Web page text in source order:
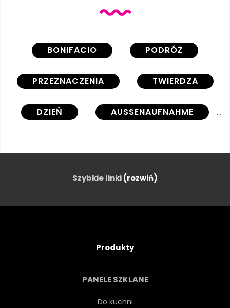
BONIFACIO PODRÓŻ
PRZEZNACZENIA TWIERDZA
DZIEŃ AUSSENAUFNAHME
BŁĘKITNE NIEBO ISLANDIA
SŁOŃCE MIASTO
Szybkie linki(rozwiń)
Produkty
PANELE SZKLANE
Do kuchni